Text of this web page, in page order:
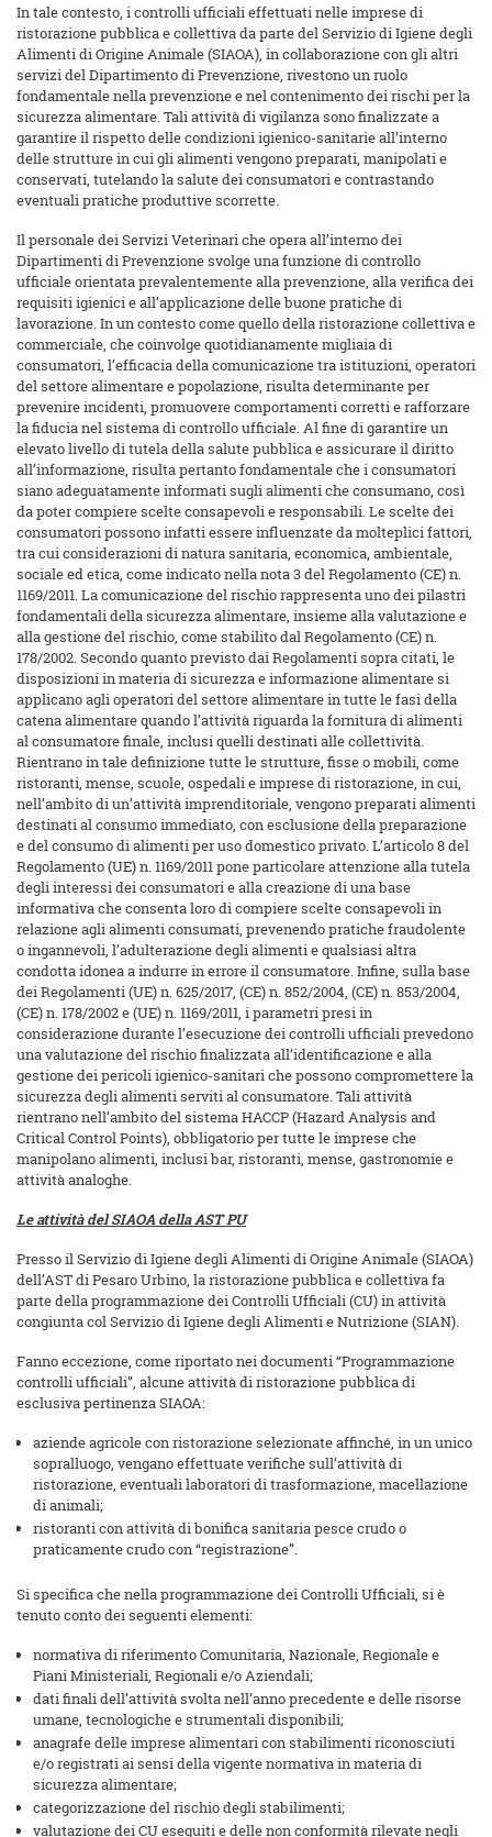
In tale contesto, i controlli ufficiali effettuati nelle imprese di
ristorazione pubblica e collettiva da parte del Servizio di Igiene degli
Alimenti di Origine Animale (SIAOA), in collaborazione con gli altri
servizi del Dipartimento di Prevenzione, rivestono un ruolo
fondamentale nella prevenzione e nel contenimento dei rischi per la
sicurezza alimentare. Tali attività di vigilanza sono finalizzate a
garantire il rispetto delle condizioni igienico-sanitarie all’interno
delle strutture in cui gli alimenti vengono preparati, manipolati e
conservati, tutelando la salute dei consumatori e contrastando
eventuali pratiche produttive scorrette.
Il personale dei Servizi Veterinari che opera all’interno dei
Dipartimenti di Prevenzione svolge una funzione di controllo
ufficiale orientata prevalentemente alla prevenzione, alla verifica dei
requisiti igienici e all’applicazione delle buone pratiche di
lavorazione. In un contesto come quello della ristorazione collettiva e
commerciale, che coinvolge quotidianamente migliaia di
consumatori, l’efficacia della comunicazione tra istituzioni, operatori
del settore alimentare e popolazione, risulta determinante per
prevenire incidenti, promuovere comportamenti corretti e rafforzare
la fiducia nel sistema di controllo ufficiale. Al fine di garantire un
elevato livello di tutela della salute pubblica e assicurare il diritto
all’informazione, risulta pertanto fondamentale che i consumatori
siano adeguatamente informati sugli alimenti che consumano, così
da poter compiere scelte consapevoli e responsabili. Le scelte dei
consumatori possono infatti essere influenzate da molteplici fattori,
tra cui considerazioni di natura sanitaria, economica, ambientale,
sociale ed etica, come indicato nella nota 3 del Regolamento (CE) n.
1169/2011. La comunicazione del rischio rappresenta uno dei pilastri
fondamentali della sicurezza alimentare, insieme alla valutazione e
alla gestione del rischio, come stabilito dal Regolamento (CE) n.
178/2002. Secondo quanto previsto dai Regolamenti sopra citati, le
disposizioni in materia di sicurezza e informazione alimentare si
applicano agli operatori del settore alimentare in tutte le fasi della
catena alimentare quando l’attività riguarda la fornitura di alimenti
al consumatore finale, inclusi quelli destinati alle collettività.
Rientrano in tale definizione tutte le strutture, fisse o mobili, come
ristoranti, mense, scuole, ospedali e imprese di ristorazione, in cui,
nell’ambito di un’attività imprenditoriale, vengono preparati alimenti
destinati al consumo immediato, con esclusione della preparazione
e del consumo di alimenti per uso domestico privato. L’articolo 8 del
Regolamento (UE) n. 1169/2011 pone particolare attenzione alla tutela
degli interessi dei consumatori e alla creazione di una base
informativa che consenta loro di compiere scelte consapevoli in
relazione agli alimenti consumati, prevenendo pratiche fraudolente
o ingannevoli, l’adulterazione degli alimenti e qualsiasi altra
condotta idonea a indurre in errore il consumatore. Infine, sulla base
dei Regolamenti (UE) n. 625/2017, (CE) n. 852/2004, (CE) n. 853/2004,
(CE) n. 178/2002 e (UE) n. 1169/2011, i parametri presi in
considerazione durante l’esecuzione dei controlli ufficiali prevedono
una valutazione del rischio finalizzata all’identificazione e alla
gestione dei pericoli igienico-sanitari che possono compromettere la
sicurezza degli alimenti serviti al consumatore. Tali attività
rientrano nell’ambito del sistema HACCP (Hazard Analysis and
Critical Control Points), obbligatorio per tutte le imprese che
manipolano alimenti, inclusi bar, ristoranti, mense, gastronomie e
attività analoghe.
Le attività del SIAOA della AST PU
Presso il Servizio di Igiene degli Alimenti di Origine Animale (SIAOA)
dell’AST di Pesaro Urbino, la ristorazione pubblica e collettiva fa
parte della programmazione dei Controlli Ufficiali (CU) in attività
congiunta col Servizio di Igiene degli Alimenti e Nutrizione (SIAN).
Fanno eccezione, come riportato nei documenti “Programmazione
controlli ufficiali”, alcune attività di ristorazione pubblica di
esclusiva pertinenza SIAOA:
aziende agricole con ristorazione selezionate affinché, in un unico
sopralluogo, vengano effettuate verifiche sull’attività di
ristorazione, eventuali laboratori di trasformazione, macellazione
di animali;
ristoranti con attività di bonifica sanitaria pesce crudo o
praticamente crudo con “registrazione”.
Si specifica che nella programmazione dei Controlli Ufficiali, si è
tenuto conto dei seguenti elementi:
normativa di riferimento Comunitaria, Nazionale, Regionale e
Piani Ministeriali, Regionali e/o Aziendali;
dati finali dell’attività svolta nell’anno precedente e delle risorse
umane, tecnologiche e strumentali disponibili;
anagrafe delle imprese alimentari con stabilimenti riconosciuti
e/o registrati ai sensi della vigente normativa in materia di
sicurezza alimentare;
categorizzazione del rischio degli stabilimenti;
valutazione dei CU eseguiti e delle non conformità rilevate negli